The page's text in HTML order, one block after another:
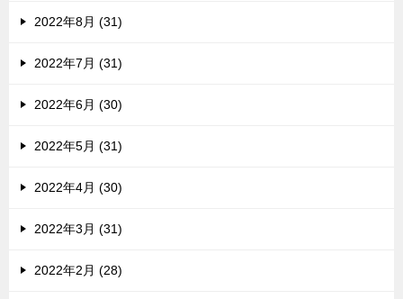
2022年8月 (31)
2022年7月 (31)
2022年6月 (30)
2022年5月 (31)
2022年4月 (30)
2022年3月 (31)
2022年2月 (28)